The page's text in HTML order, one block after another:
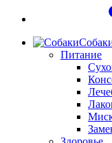
Питание